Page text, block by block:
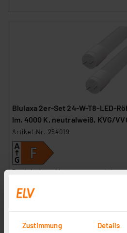
Zustimmung Details
Blulaxa 2er-Set 24-W-T8-LED-
lm, 4000 K, neutralweiß, KVG/
Artikel-Nr. 254019
Produktdatenblatt